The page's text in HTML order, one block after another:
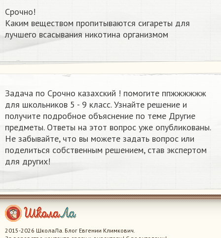
Срочно!
Каким веществом пропитываются сигареты для
лучшего всасывания никотина организмом​
Задача по Срочно казахский ! помогите ппжжжжжж​
для школьников 5 - 9 класс. Узнайте решение и
получите подробное объяснение по теме Другие
предметы. Ответы на этот вопрос уже опубликованы.
Не забывайте, что вы можете задать вопрос или
поделиться собственным решением, став экспертом
для других!
2015-2026 ШколаЛа. Блог Евгении Климкович.